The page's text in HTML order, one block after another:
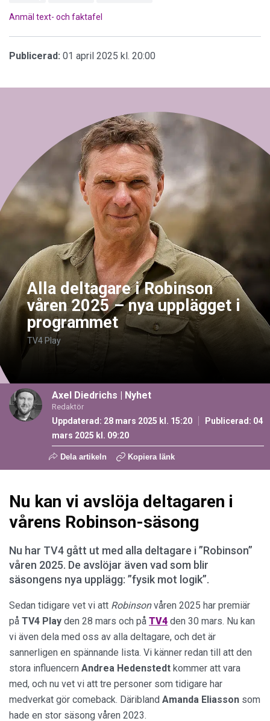
Anmäl text- och faktafel
Publicerad: 01 april 2025 kl. 20:00
Alla deltagare i Robinson
våren 2025 – nya upplägget i
programmet
TV4 Play
Axel Diedrichs | Nyhet
Redaktör
Uppdaterad: 28 mars 2025 kl. 15:20 Publicerad: 04
mars 2025 kl. 09:20
Dela artikeln Kopiera länk
Nu kan vi avslöja deltagaren i
vårens Robinson-säsong
Nu har TV4 gått ut med alla deltagare i ”Robinson”
våren 2025. De avslöjar även vad som blir
säsongens nya upplägg: ”fysik mot logik”.
Sedan tidigare vet vi att Robinsonvåren 2025 har premiär
på TV4 Play den 28 mars och på TV4 den 30 mars. Nu kan
vi även dela med oss av alla deltagare, och det är
sannerligen en spännande lista. Vi känner redan till att den
stora influencern Andrea Hedenstedt kommer att vara
med, och nu vet vi att tre personer som tidigare har
medverkat gör comeback. Däribland Amanda Eliasson som
hade en stor säsong våren 2023.